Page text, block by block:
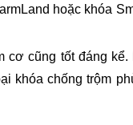
hoặc khóa
cơ cũng tốt đáng kể.
khóa chống trộm